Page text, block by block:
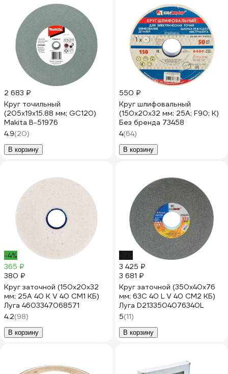
2 683 ₽
Круг точильный
(205x19x15.88 мм; GC120)
Makita B-51976
4.9(20)
В корзину
550 ₽
Круг шлифовальный
(150х20х32 мм; 25А; F90; K)
Без бренда 73458
4(64)
В корзину
-4%
365 ₽
380 ₽
Круг заточной (150х20х32
мм; 25А 40 K V 40 СМ1 КБ)
Луга 4603347068571
4.2(98)
В корзину
3 425 ₽
3 681 ₽
Круг заточной (350х40х76
мм; 63С 40 L V 40 СМ2 КБ)
Луга D2133504076340L
5(11)
В корзину